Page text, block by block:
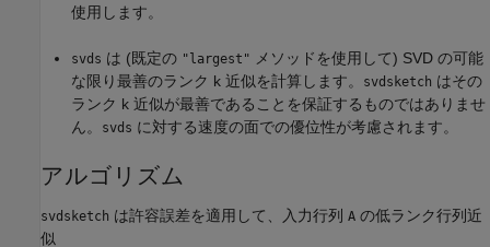
使用します。
svds は (既定の "largest" メソッドを使用して) SVD の可能
な限り最善のランク k 近似を計算します。
svdsketch はその
ランク k 近似が最善であることを保証するものではありませ
ん。
svds に対する速度の面での優位性が考慮されます。
アルゴリズム
svdsketch は許容誤差を適用して、入力行列 A の低ランク行列近
似